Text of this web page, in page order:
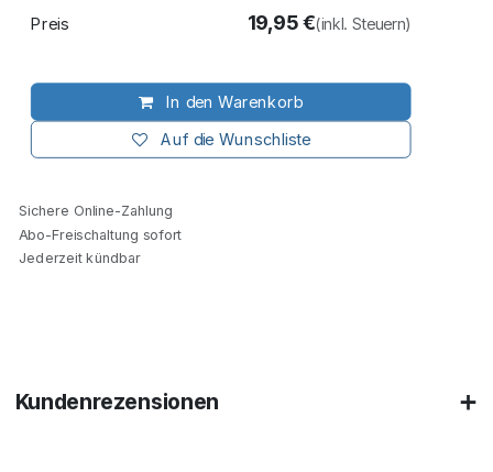
In den Warenkorb
Auf die Wunschliste
Preis 19,95€(inkl. Steuern)
Sichere Online-Zahlung
Abo-Freischaltung sofort
Jederzeit kündbar
Kundenrezensionen